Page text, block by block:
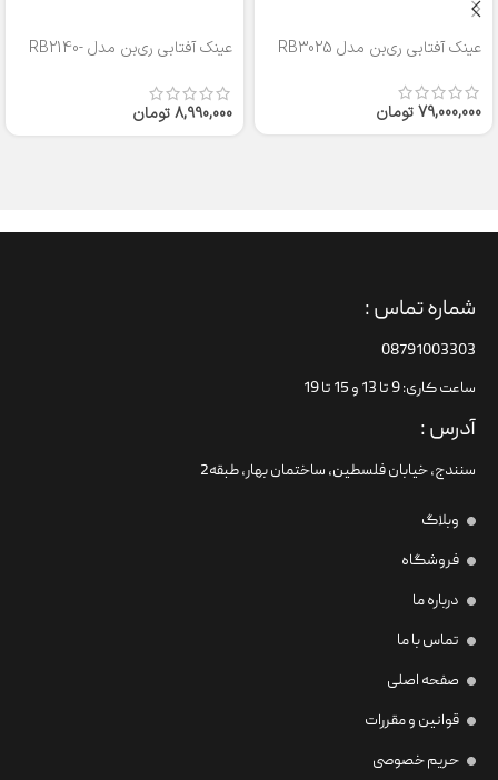
عینک آفتابی ری‌بن مدل RB3025
79,000,000تومان
عینک آفتابی ری‌بن مدل RB2140-
8,990,000تومان
شماره تماس :
08791003303
ساعت کاری: 9 تا 13 و 15 تا 19
آدرس :
سنندج، خیابان فلسطین،‌ ساختمان بهار، طبقه2
وبلاگ
فروشگاه
درباره ما
تماس با ما
صفحه اصلی
قوانین و مقررات
حریم خصوصی